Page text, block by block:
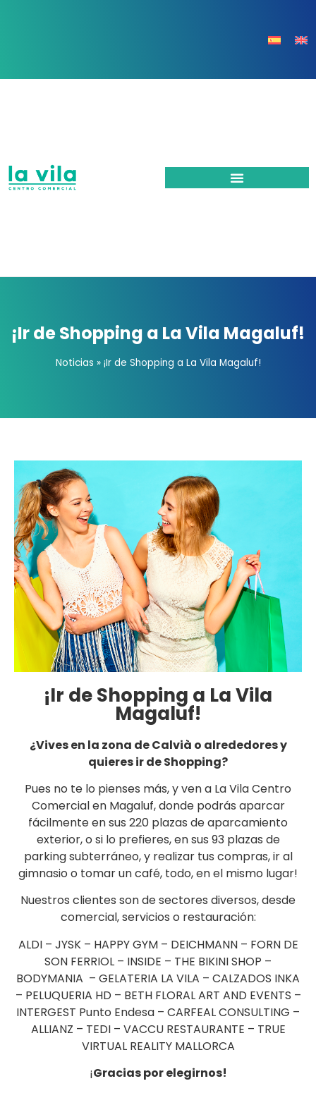
¡Ir de Shopping a La Vila Magaluf!
Noticias » ¡Ir de Shopping a La Vila Magaluf!
¡Ir de Shopping a La Vila
Magaluf!
¿Vives en la zona de Calvià o alrededores y
quieres ir de Shopping?
Pues no te lo pienses más, y ven a La Vila Centro
Comercial en Magaluf, donde podrás aparcar
fácilmente en sus 220 plazas de aparcamiento
exterior, o si lo prefieres, en sus 93 plazas de
parking subterráneo, y realizar tus compras, ir al
gimnasio o tomar un café, todo, en el mismo lugar!
Nuestros clientes son de sectores diversos, desde
comercial, servicios o restauración:
ALDI – JYSK – HAPPY GYM – DEICHMANN – FORN DE
SON FERRIOL – INSIDE – THE BIKINI SHOP –
BODYMANIA – GELATERIA LA VILA – CALZADOS INKA
– PELUQUERIA HD – BETH FLORAL ART AND EVENTS –
INTERGEST Punto Endesa – CARFEAL CONSULTING –
ALLIANZ – TEDI – VACCU RESTAURANTE – TRUE
VIRTUAL REALITY MALLORCA
¡Gracias por elegirnos!